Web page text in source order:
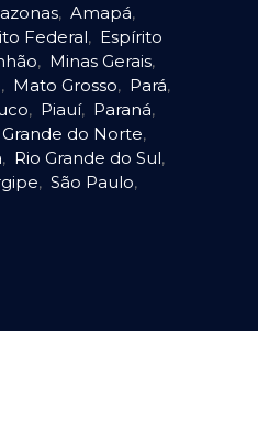
, Amapá,
Federal, Espírito
, Minas Gerais,
, Mato Grosso, Pará,
, Piauí, Paraná,
Grande do Norte,
, Rio Grande do Sul,
, São Paulo,